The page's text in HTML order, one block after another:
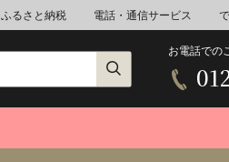
ふるさと納税 電話・通信サービス
お電話での